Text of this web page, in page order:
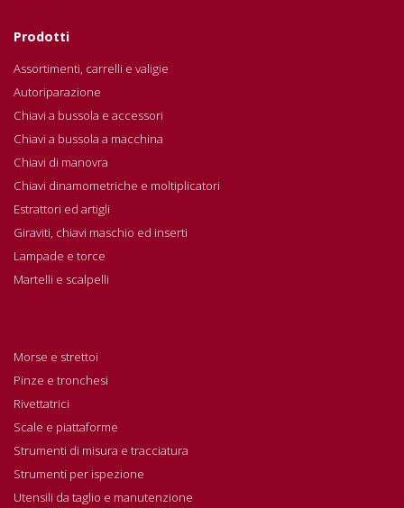
Prodotti
Assortimenti, carrelli e valigie
Autoriparazione
Chiavi a bussola e accessori
Chiavi a bussola a macchina
Chiavi di manovra
Chiavi dinamometriche e moltiplicatori
Estrattori ed artigli
Giraviti, chiavi maschio ed inserti
Lampade e torce
Martelli e scalpelli
Morse e strettoi
Pinze e tronchesi
Rivettatrici
Scale e piattaforme
Strumenti di misura e tracciatura
Strumenti per ispezione
Utensili da taglio e manutenzione